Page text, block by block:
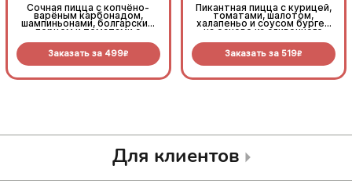
Сочная пицца с копчёно-
варёным карбонадом,
шампиньонами, болгарским
перцем и томатами с
Заказать за 499R
Пикантная пицца с курицей,
томатами, шалотом,
халапеньо и соусом бургер
на основе из сливочного
Заказать за 519R
Для клиентов